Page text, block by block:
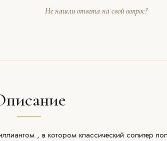
Не нашли ответа на свой вопрос?
, в котором классический солитер